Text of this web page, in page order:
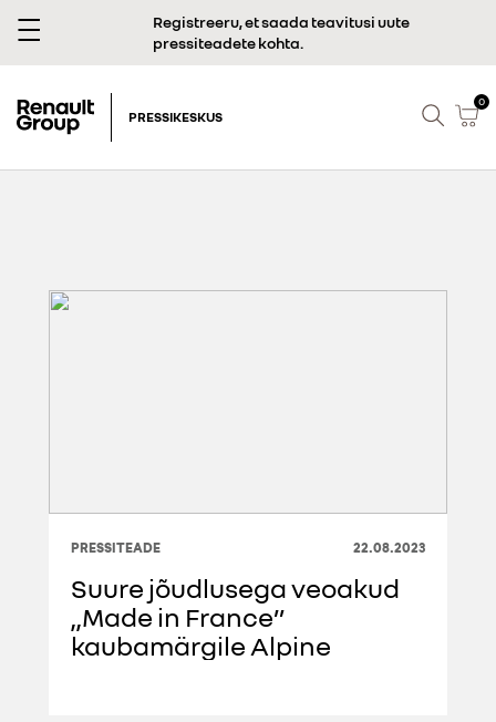
Registreeru, et saada teavitusi uute
pressiteadete kohta.
PRESSIKESKUS
0
PRESSITEADE 22.08.2023
Suure jõudlusega veoakud
„Made in France”
kaubamärgile Alpine